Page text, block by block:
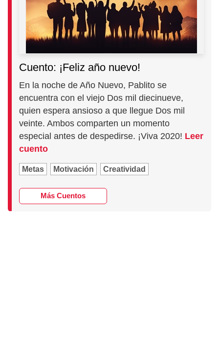
Cuento: ¡Feliz año nuevo!
En la noche de Año Nuevo, Pablito se
encuentra con el viejo Dos mil diecinueve,
quien espera ansioso a que llegue Dos mil
veinte. Ambos comparten un momento
especial antes de despedirse. ¡Viva 2020! Leer
cuento
Metas Motivación Creatividad
Más Cuentos